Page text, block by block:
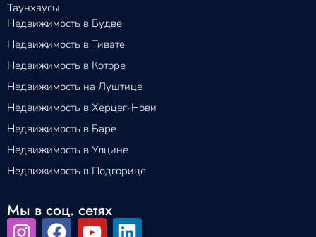
Таунхаусы
Недвижимость в Будве
Недвижимость в Тивате
Недвижимость в Которе
Недвижимость на Луштице
Недвижимость в Херцег-Нови
Недвижимость в Баре
Недвижимость в Улцине
Недвижимость в Подгорице
Мы в соц. сетях